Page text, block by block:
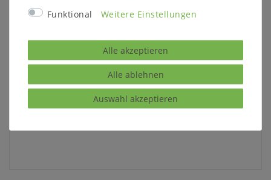
Umgebung.
Lieferzustand:
montiert
Hinweis zur Anlieferung:
Bitte prüfen Sie vor dem Bestellen, ob das
Möbelstück durch Ihr Treppenhaus/die
Funktional Weitere Einstellungen
Alle akzeptieren
Alle ablehnen
Auswahl akzeptieren